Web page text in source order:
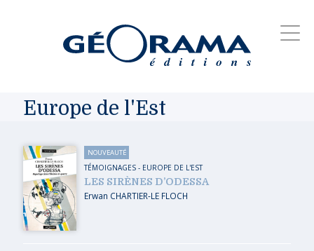
Europe de l'Est
NOUVEAUTÉ
TÉMOIGNAGES- EUROPE DE L'EST
LES SIRÈNES D’ODESSA
Erwan CHARTIER-LE FLOCH